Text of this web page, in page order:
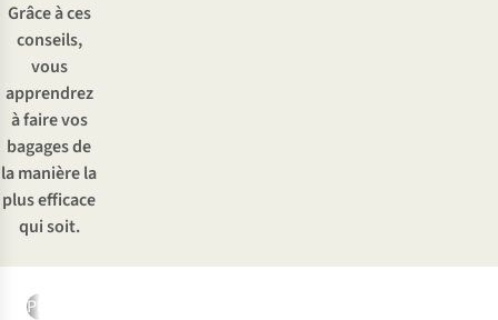
Grâce à ces
conseils,
vous
apprendrez
à faire vos
bagages de
la manière la
plus efficace
qui soit.
Plier ou rouler ses vêtements